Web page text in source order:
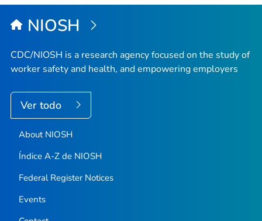
NIOSH
CDC/NIOSH is a research agency focused on the study of
worker safety and health, and empowering employers
Ver todo
About NIOSH
Índice A-Z de NIOSH
Federal Register Notices
Events